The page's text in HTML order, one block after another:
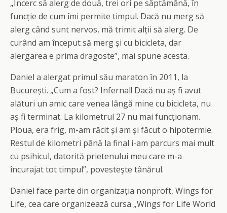
„Încerc să alerg de două, trei ori pe săptămână, în
funcție de cum îmi permite timpul. Dacă nu merg să
alerg când sunt nervos, mă trimit alții să alerg. De
curând am început să merg și cu bicicleta, dar
alergarea e prima dragoste”, mai spune acesta.
Daniel a alergat primul său maraton în 2011, la
București. „Cum a fost? Infernal! Dacă nu aș fi avut
alături un amic care venea lângă mine cu bicicleta, nu
aș fi terminat. La kilometrul 27 nu mai funcționam.
Ploua, era frig, m-am răcit și am și făcut o hipotermie.
Restul de kilometri până la final i-am parcurs mai mult
cu psihicul, datorită prietenului meu care m-a
încurajat tot timpul”, povesteşte tânărul.
Daniel face parte din organizația nonproft, Wings for
Life, cea care organizează cursa „Wings for Life World